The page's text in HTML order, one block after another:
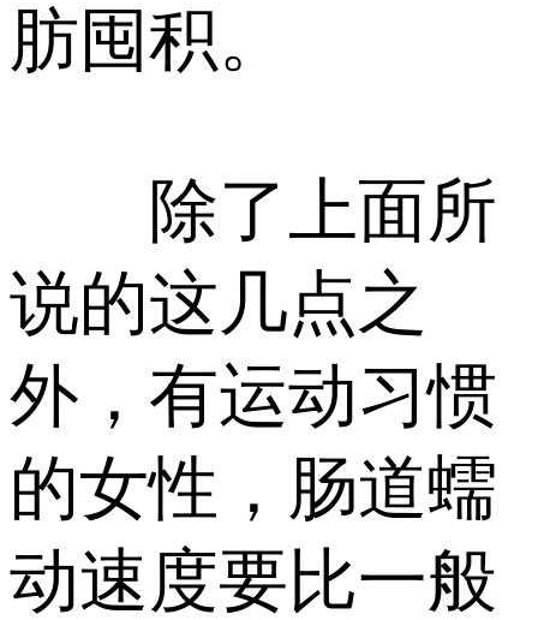
肪囤积。
除了上面所
说的这几点之
外，有运动习惯
的女性，肠道蠕
动速度要比一般